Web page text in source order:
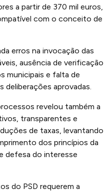
a partir de 370 mil euros,
com o conceito de
erros na invocação das
ausência de verificação
municipais e falta de
deliberações aprovadas.
revelou também a
transparentes e
de taxas, levantando
dos princípios da
defesa do interesse
do PSD requerem a